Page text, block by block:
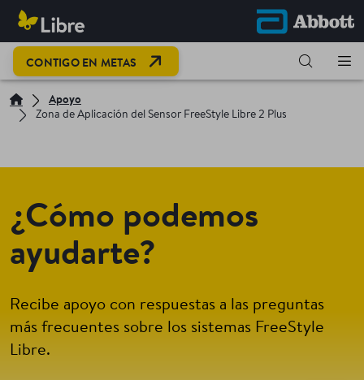
CONTIGO EN METAS
Apoyo
Zona de Aplicación del Sensor FreeStyle Libre 2 Plus
¿Cómo podemos
ayudarte?
Recibe apoyo con respuestas a las preguntas
más frecuentes sobre los sistemas FreeStyle
Libre.